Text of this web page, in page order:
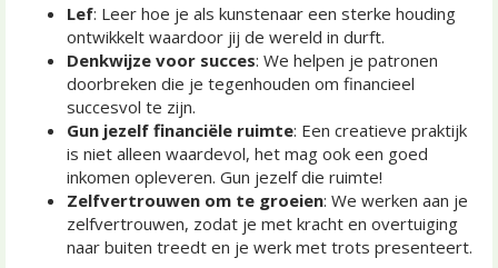
Lef: Leer hoe je als kunstenaar een sterke houding
ontwikkelt waardoor jij de wereld in durft.
Denkwijze voor succes: We helpen je patronen
doorbreken die je tegenhouden om financieel
succesvol te zijn.
Gun jezelf financiële ruimte: Een creatieve praktijk
is niet alleen waardevol, het mag ook een goed
inkomen opleveren. Gun jezelf die ruimte!
Zelfvertrouwen om te groeien: We werken aan je
zelfvertrouwen, zodat je met kracht en overtuiging
naar buiten treedt en je werk met trots presenteert.